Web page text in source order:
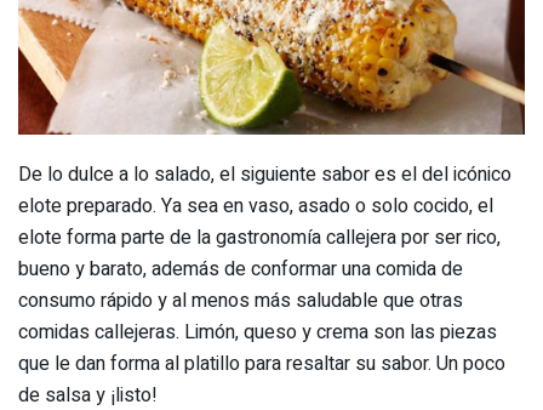
De lo dulce a lo salado, el siguiente sabor es el del icónico
elote preparado. Ya sea en vaso, asado o solo cocido, el
elote forma parte de la gastronomía callejera por ser rico,
bueno y barato, además de conformar una comida de
consumo rápido y al menos más saludable que otras
comidas callejeras. Limón, queso y crema son las piezas
que le dan forma al platillo para resaltar su sabor. Un poco
de salsa y ¡listo!